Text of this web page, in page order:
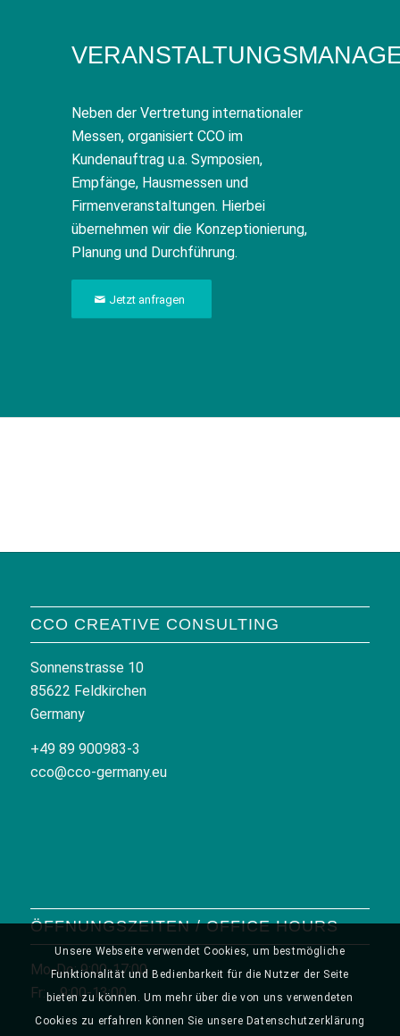
Neben der Vertretung internationaler
Messen, organisiert CCO im
Kundenauftrag u.a. Symposien,
Empfänge, Hausmessen und
Firmenveranstaltungen. Hierbei
übernehmen wir die Konzeptionierung,
Planung und Durchführung.
Jetzt anfragen
CCO CREATIVE CONSULTING
Sonnenstrasse 10
85622 Feldkirchen
Germany
+49 89 900983-3
cco@cco-germany.eu
ÖFFNUNGSZEITEN / OFFICE HOURS
Mo-Do: 9:00-17:00
Fr: 9:00-13:00
Unsere Webseite verwendet Cookies, um bestmögliche
Funktionalität und Bedienbarkeit für die Nutzer der Seite
bieten zu können. Um mehr über die von uns verwendeten
Cookies zu erfahren können Sie unsere Datenschutzerklärung